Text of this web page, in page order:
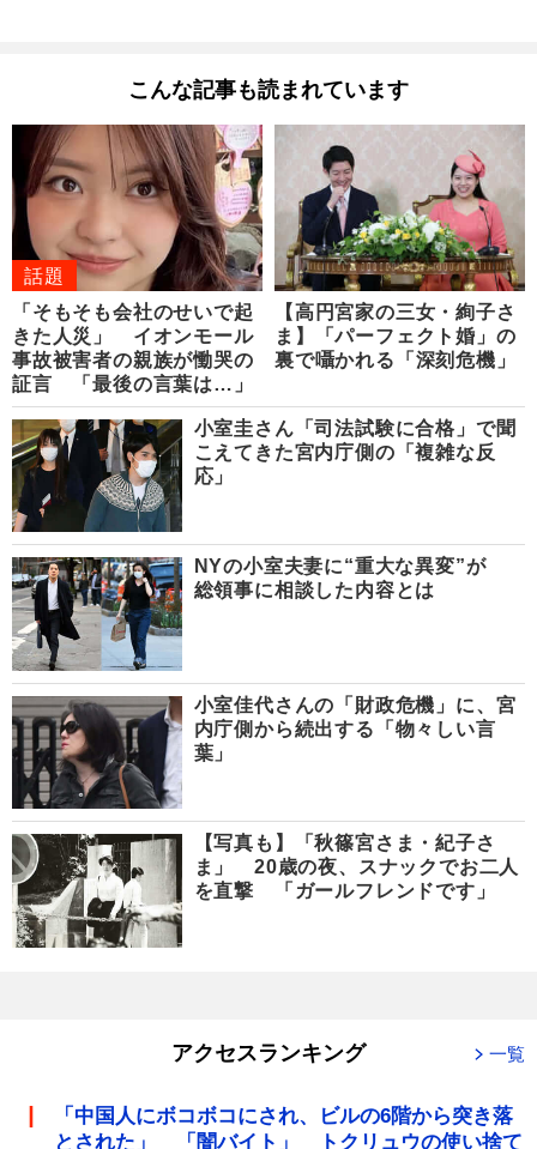
こんな記事も読まれています
話題
「そもそも会社のせいで起
きた人災」 イオンモール
事故被害者の親族が慟哭の
証言 「最後の言葉は…」
【高円宮家の三女・絢子さ
ま】「パーフェクト婚」の
裏で囁かれる「深刻危機」
小室圭さん「司法試験に合格」で聞
こえてきた宮内庁側の「複雑な反
応」
NYの小室夫妻に“重大な異変”が
総領事に相談した内容とは
小室佳代さんの「財政危機」に、宮
内庁側から続出する「物々しい言
葉」
【写真も】「秋篠宮さま・紀子さ
ま」 20歳の夜、スナックでお二人
を直撃 「ガールフレンドです」
アクセスランキング 一覧
「中国人にボコボコにされ、ビルの6階から突き落
とされた」 「闇バイト」 トクリュウの使い捨て